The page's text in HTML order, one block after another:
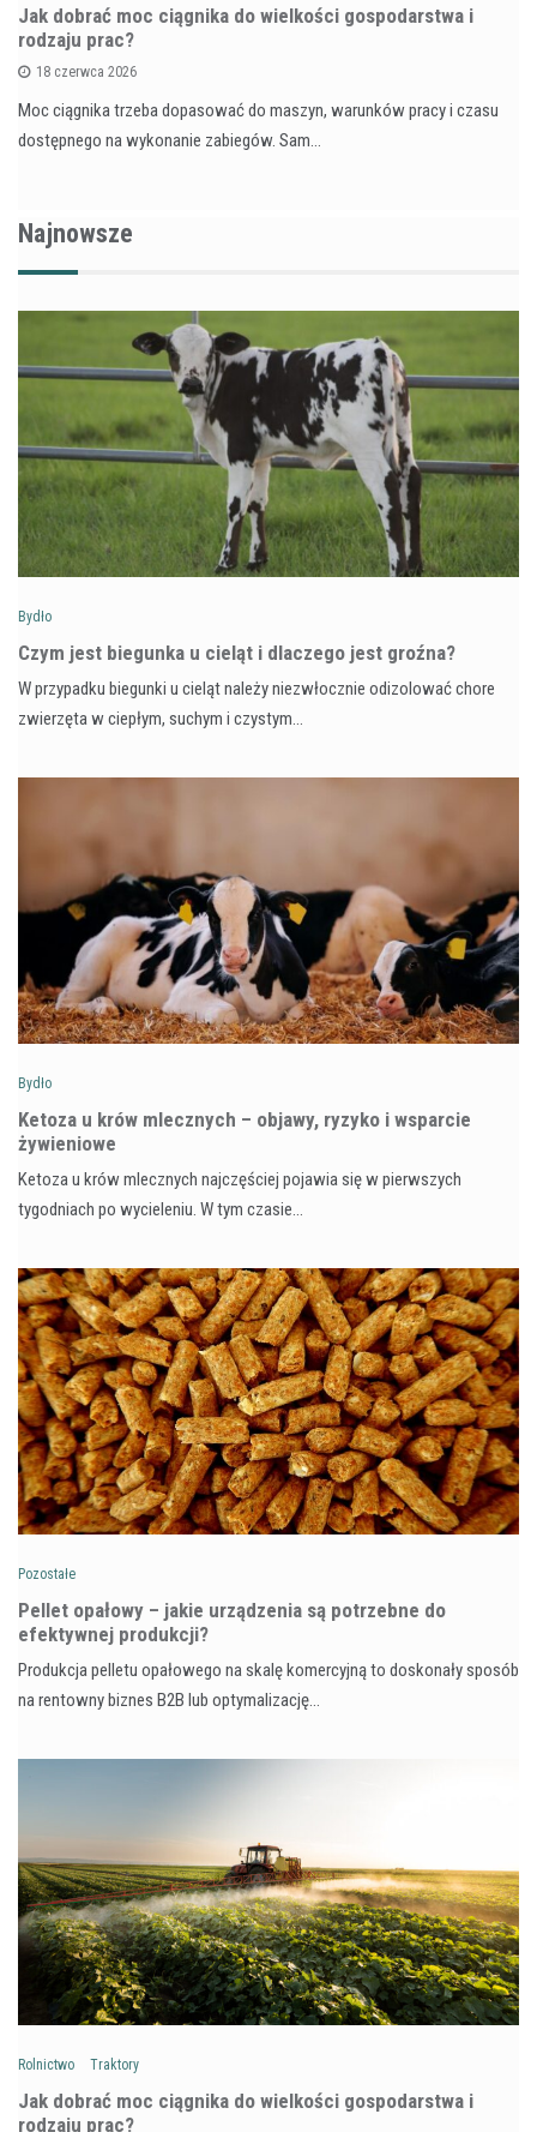
Jak dobrać moc ciągnika do wielkości gospodarstwa i
rodzaju prac?
18 czerwca 2026
Moc ciągnika trzeba dopasować do maszyn, warunków pracy i czasu
dostępnego na wykonanie zabiegów. Sam…
Najnowsze
Bydło
Czym jest biegunka u cieląt i dlaczego jest groźna?
W przypadku biegunki u cieląt należy niezwłocznie odizolować chore
zwierzęta w ciepłym, suchym i czystym…
Bydło
Ketoza u krów mlecznych – objawy, ryzyko i wsparcie
żywieniowe
Ketoza u krów mlecznych najczęściej pojawia się w pierwszych
tygodniach po wycieleniu. W tym czasie…
Pozostałe
Pellet opałowy – jakie urządzenia są potrzebne do
efektywnej produkcji?
Produkcja pelletu opałowego na skalę komercyjną to doskonały sposób
na rentowny biznes B2B lub optymalizację…
Rolnictwo Traktory
Jak dobrać moc ciągnika do wielkości gospodarstwa i
rodzaju prac?